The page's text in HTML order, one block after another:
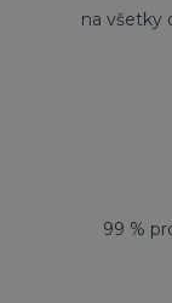
na všetky
99 %